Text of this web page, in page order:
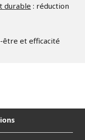
durable : réduction
être et efficacité